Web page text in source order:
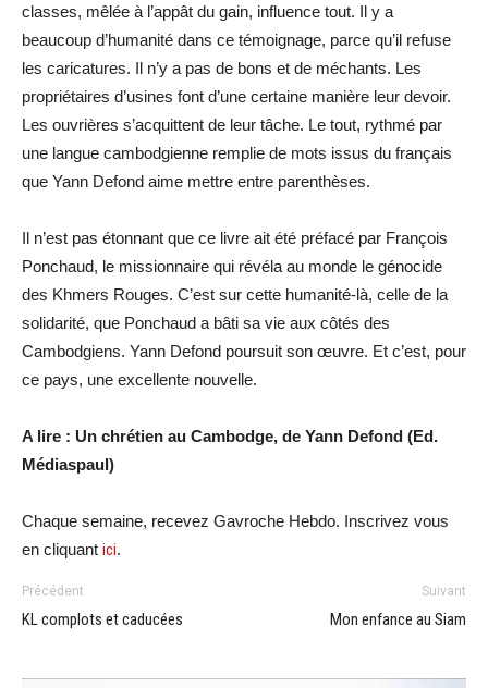
classes, mêlée à l’appât du gain, influence tout. Il y a
beaucoup d’humanité dans ce témoignage, parce qu’il refuse
les caricatures. Il n’y a pas de bons et de méchants. Les
propriétaires d’usines font d’une certaine manière leur devoir.
Les ouvrières s’acquittent de leur tâche. Le tout, rythmé par
une langue cambodgienne remplie de mots issus du français
que Yann Defond aime mettre entre parenthèses.
Il n’est pas étonnant que ce livre ait été préfacé par François
Ponchaud, le missionnaire qui révéla au monde le génocide
des Khmers Rouges. C’est sur cette humanité-là, celle de la
solidarité, que Ponchaud a bâti sa vie aux côtés des
Cambodgiens. Yann Defond poursuit son œuvre. Et c’est, pour
ce pays, une excellente nouvelle.
A lire : Un chrétien au Cambodge, de Yann Defond (Ed.
Médiaspaul)
Chaque semaine, recevez Gavroche Hebdo. Inscrivez vous
en cliquant ici.
Précédent
KL complots et caducées
Suivant
Mon enfance au Siam